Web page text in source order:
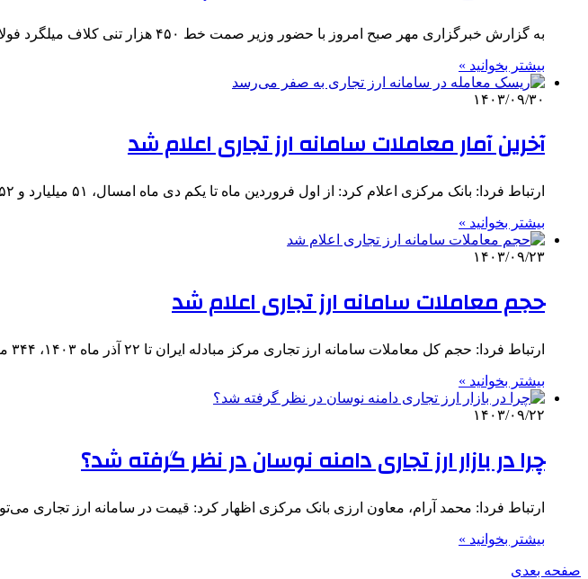
به گزارش خبرگزاری مهر صبح امروز با حضور وزیر صمت خط ۴۵۰ هزار تنی کلاف میلگرد فولاد سرمد ابرکوه به…
بیشتر بخوانید »
۱۴۰۳/۰۹/۳۰
آخرین آمار معاملات سامانه ارز تجاری اعلام شد
ارتباط فردا: بانک مرکزی اعلام کرد: از اول فروردین ماه تا یکم دی ماه امسال، ۵۱ میلیارد و ۱۵۲ میلیون…
بیشتر بخوانید »
۱۴۰۳/۰۹/۲۳
حجم معاملات سامانه ارز تجاری اعلام شد
ارتباط فردا: حجم کل معاملات سامانه ارز تجاری مرکز مبادله ایران تا ۲۲ آذر ماه ۱۴۰۳، ۳۴۴ میلیون درهم، ۵۸…
بیشتر بخوانید »
۱۴۰۳/۰۹/۲۲
چرا در بازار ارز تجاری دامنه نوسان در نظر گرفته شد؟
ارتباط فردا: محمد آرام، معاون ارزی بانک مرکزی اظهار کرد: قیمت در سامانه ارز تجاری می‌تواند در
بیشتر بخوانید »
صفحه بعدی